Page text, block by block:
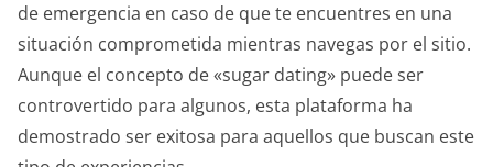
de emergencia en caso de que te encuentres en una
situación comprometida mientras navegas por el sitio.
Aunque el concepto de «sugar dating» puede ser
controvertido para algunos, esta plataforma ha
demostrado ser exitosa para aquellos que buscan este